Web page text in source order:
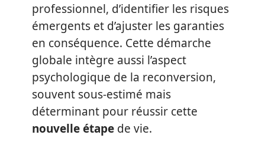
professionnel, d’identifier les risques
émergents et d’ajuster les garanties
en conséquence. Cette démarche
globale intègre aussi l’aspect
psychologique de la reconversion,
souvent sous-estimé mais
déterminant pour réussir cette
nouvelle étape de vie.